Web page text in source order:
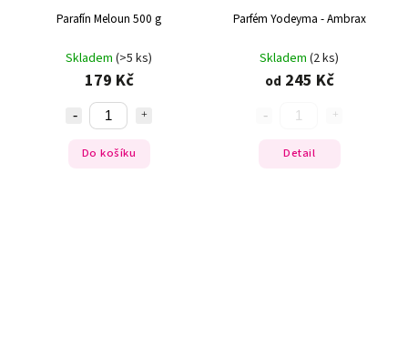
Parafín Meloun 500 g
Skladem (>5 ks)
179 Kč
Do košíku
Parfém Yodeyma - Ambrax
Skladem (2 ks)
od 245 Kč
Detail